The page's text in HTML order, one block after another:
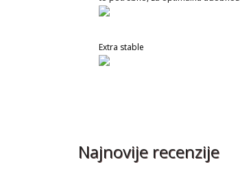
Extra stable
Najnovije recenzije